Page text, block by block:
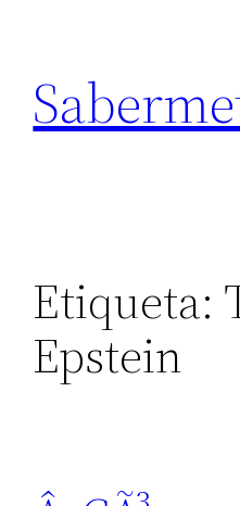
contenido
Etiqueta:
Epstein